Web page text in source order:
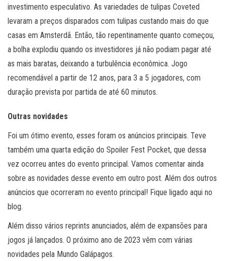
investimento especulativo. As variedades de tulipas Coveted
levaram a preços disparados com tulipas custando mais do que
casas em Amsterdã. Então, tão repentinamente quanto começou,
a bolha explodiu quando os investidores já não podiam pagar até
as mais baratas, deixando a turbulência econômica. Jogo
recomendável a partir de 12 anos, para 3 a 5 jogadores, com
duração prevista por partida de até 60 minutos.
Outras novidades
Foi um ótimo evento, esses foram os anúncios principais. Teve
também uma quarta edição do Spoiler Fest Pocket, que dessa
vez ocorreu antes do evento principal. Vamos comentar ainda
sobre as novidades desse evento em outro post. Além dos outros
anúncios que ocorreram no evento principal! Fique ligado aqui no
blog.
Além disso vários reprints anunciados, além de expansões para
jogos já lançados. O próximo ano de 2023 vêm com várias
novidades pela Mundo Galápagos.